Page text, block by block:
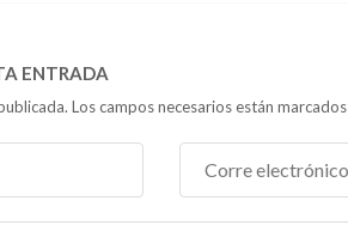
ENTRADA
Los campos necesarios están marcados